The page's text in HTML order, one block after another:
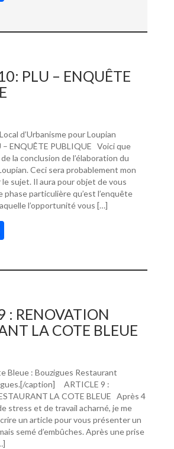
ta
erPLU – ENQUÊTE
d’Urbanisme pour Loupian
– ENQUÊTE PUBLIQUE Voici que
la conclusion de l’élaboration du
Ceci sera probablement mon
sujet. Il aura pour objet de vous
particulière qu’est l’enquête
l’opportunité vous […]
ta
er
: RENOVATION
LA COTE BLEUE
Bleue : Bouzigues Restaurant
caption] ARTICLE 9 :
LA COTE BLEUE Après 4
stress et de travail acharné, je me
un article pour vous présenter un
semé d’embûches. Après une prise